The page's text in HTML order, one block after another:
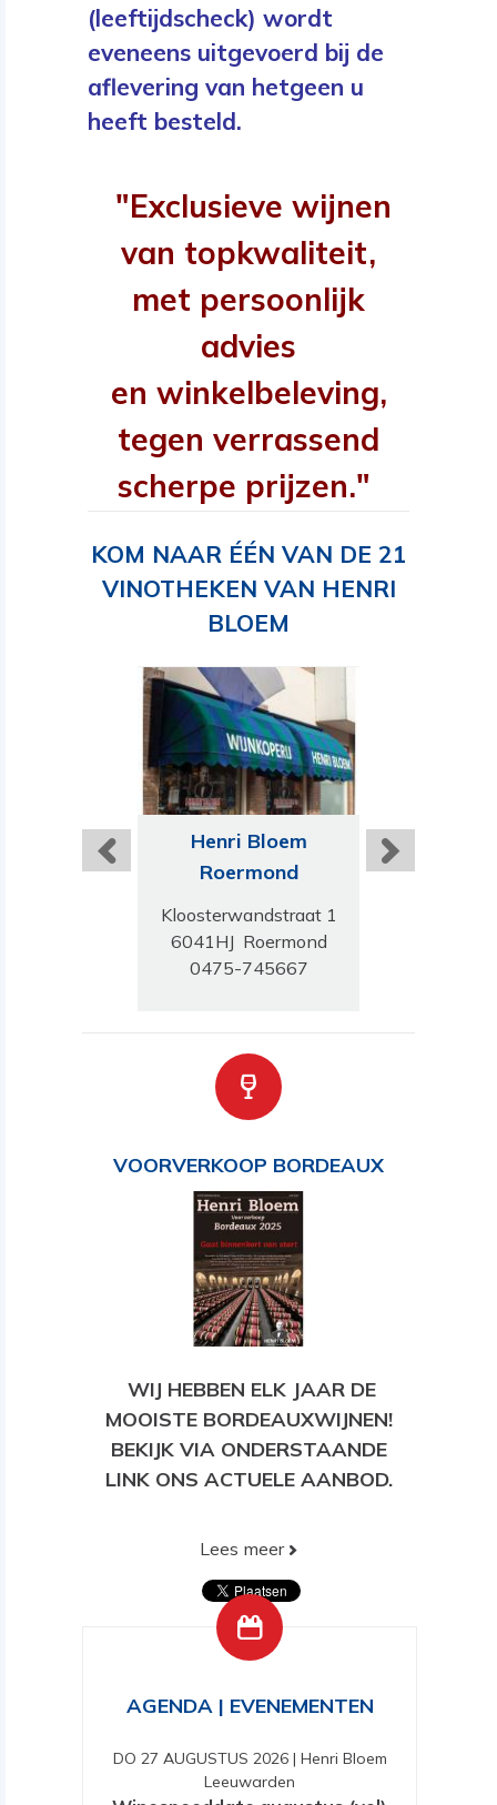
(leeftijdscheck) wordt
eveneens uitgevoerd bij de
aflevering van hetgeen u
heeft besteld.
"Exclusieve wijnen
van topkwaliteit,
met persoonlijk
advies
en winkelbeleving,
tegen verrassend
scherpe prijzen."
KOM NAAR ÉÉN VAN DE 21
VINOTHEKEN VAN HENRI
BLOEM
Henri Bloem
Roermond
Kloosterwandstraat 1
6041HJ Roermond
0475-745667
VOORVERKOOP BORDEAUX
WIJ HEBBEN ELK JAAR DE
MOOISTE BORDEAUXWIJNEN!
BEKIJK VIA ONDERSTAANDE
LINK ONS ACTUELE AANBOD.
AANBOD!
Lees meer
AGENDA | EVENEMENTEN
DO 27 AUGUSTUS 2026| Henri Bloem
Leeuwarden